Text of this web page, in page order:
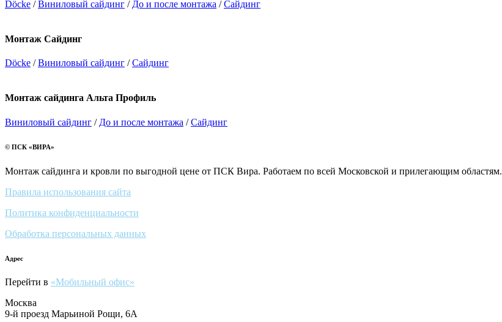
Döcke /Виниловый сайдинг / До и после монтажа /Сайдинг
Монтаж Сайдинг
Döcke /Виниловый сайдинг /Сайдинг
Монтаж сайдинга Альта Профиль
Виниловый сайдинг / До и после монтажа /Сайдинг
© ПСК «ВИРА»
Монтаж сайдинга и кровли по выгодной цене от ПСК Вира. Работаем по всей Московской и прилегающим областям.
Правила использования сайта
Политика конфиденциальности
Обработка персональных данных
Адрес
Перейти в «Мобильный офис»
Москва
9-й проезд Марьиной Рощи, 6А